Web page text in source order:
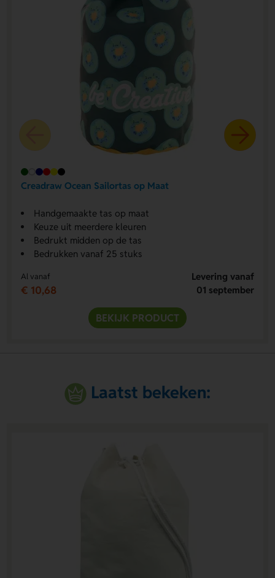
Creadraw Ocean Sailortas op Maat
Handgemaakte tas op maat
Keuze uit meerdere kleuren
Bedrukt midden op de tas
Bedrukken vanaf 25 stuks
Al vanaf
€ 10,68
Levering vanaf
01 september
BEKIJK PRODUCT
Laatst bekeken: